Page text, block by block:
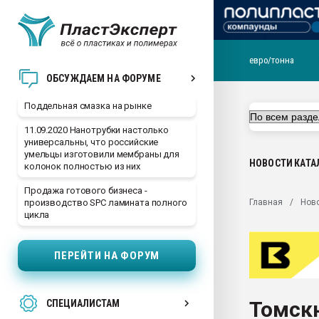
ОБСУЖДАЕМ НА ФОРУМЕ
Поддельная смазка на рынке
11.09.2020 Нанотрубки настолько
универсальны, что российские
умельцы изготовили мембраны для
колонок полностью из них
Продажа готового бизнеса -
производство SPC ламината полного
цикла
ПЕРЕЙТИ НА ФОРУМ
СПЕЦИАЛИСТАМ
ближайшее
Подмосковье, Москва
первый план в
28.07.2026
Всё, что касается
Материал поверхности
Продам отходы
евро/тонна
НОВОСТИ
Главная